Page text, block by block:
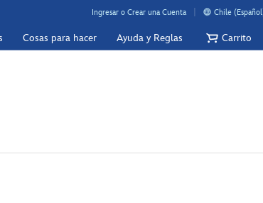
Ingresar o Crear una Cuenta Chile
Cosas para hacer Ayuda y Reglas Carrito